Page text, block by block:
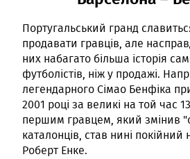
Португальський гранд
продавати гравців, але
них набагато більша історія
футболістів, ніж у продажі.
легендарного Сімао Бенфіка
2001 році за великі на той час
першим гравцем, який змінив
каталонців, став нині покійний
Роберт Енке.